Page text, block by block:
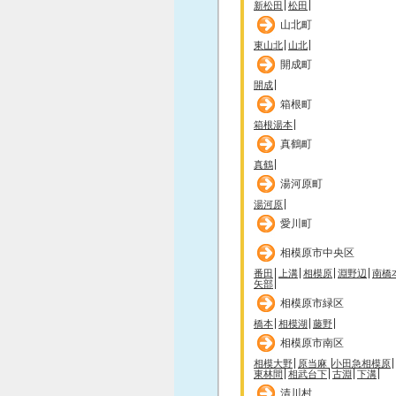
新松田 松田
山北町
東山北 山北
開成町
開成
箱根町
箱根湯本
真鶴町
真鶴
湯河原町
湯河原
愛川町
相模原市中央区
番田 上溝 相模原 淵野辺 南橋
矢部
相模原市緑区
橋本 相模湖 藤野
相模原市南区
相模大野 原当麻 小田急相模原
東林間 相武台下 古淵 下溝
清川村